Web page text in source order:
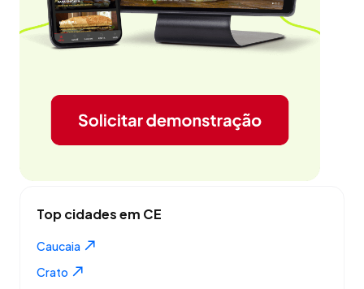
Top cidades em CE
Caucaia
Crato